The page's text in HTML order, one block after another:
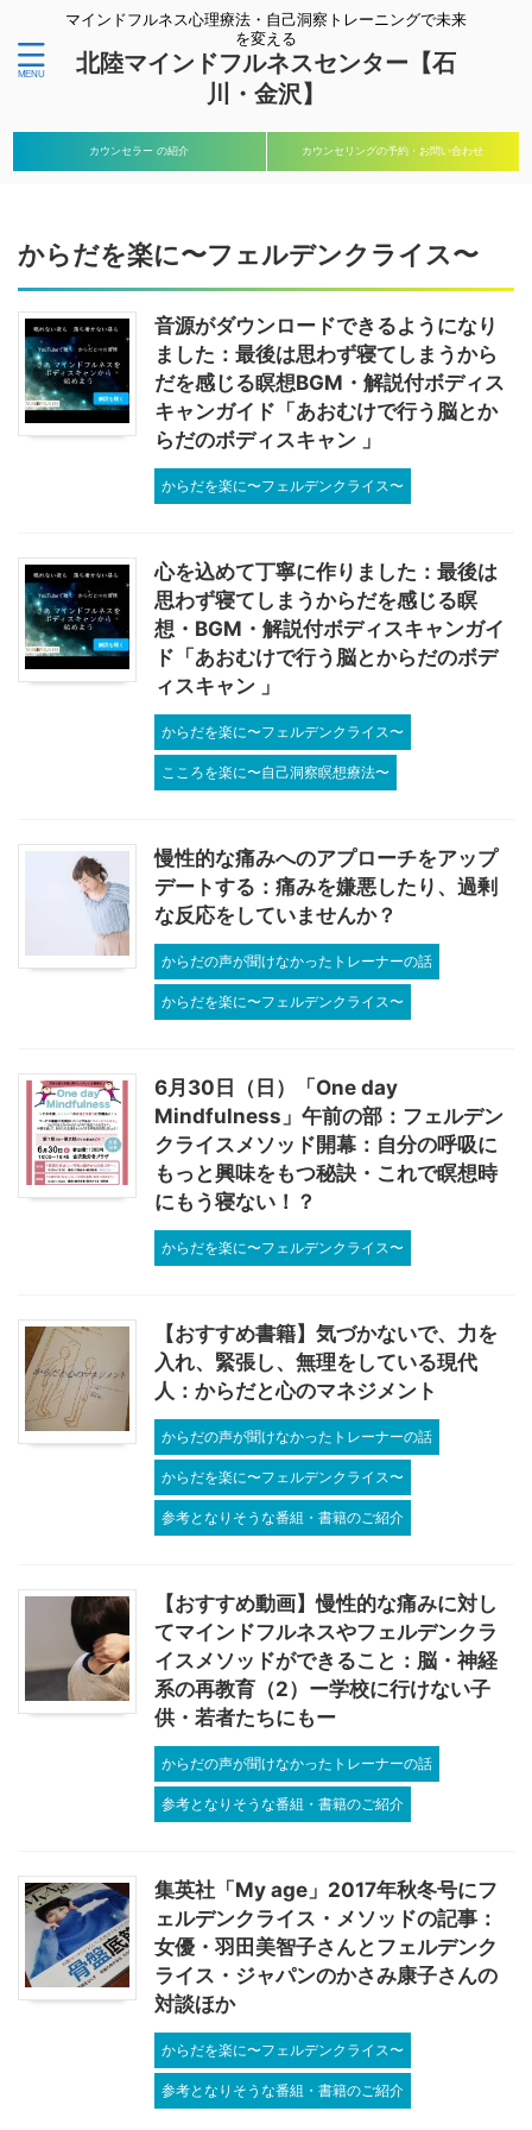
マインドフルネス心理療法・自己洞察トレーニングで未来
を変える
北陸マインドフルネスセンター【石
川・金沢】
カウンセラー の紹介 カウンセリングの予約・お問い合わせ
からだを楽に〜フェルデンクライス〜
音源がダウンロードできるようになり
ました：最後は思わず寝てしまうから
だを感じる瞑想BGM・解説付ボディス
キャンガイド「あおむけで行う脳とか
らだのボディスキャン 」
からだを楽に〜フェルデンクライス〜
心を込めて丁寧に作りました：最後は
思わず寝てしまうからだを感じる瞑
想・BGM・解説付ボディスキャンガイ
ド「あおむけで行う脳とからだのボデ
ィスキャン 」
からだを楽に〜フェルデンクライス〜
こころを楽に〜自己洞察瞑想療法〜
慢性的な痛みへのアプローチをアップ
デートする：痛みを嫌悪したり、過剰
な反応をしていませんか？
からだの声が聞けなかったトレーナーの話
からだを楽に〜フェルデンクライス〜
6月30日（日）「One day
Mindfulness」午前の部：フェルデン
クライスメソッド開幕：自分の呼吸に
もっと興味をもつ秘訣・これで瞑想時
にもう寝ない！？
からだを楽に〜フェルデンクライス〜
【おすすめ書籍】気づかないで、力を
入れ、緊張し、無理をしている現代
人：からだと心のマネジメント
からだの声が聞けなかったトレーナーの話
からだを楽に〜フェルデンクライス〜
参考となりそうな番組・書籍のご紹介
【おすすめ動画】慢性的な痛みに対し
てマインドフルネスやフェルデンクラ
イスメソッドができること：脳・神経
系の再教育（2）ー学校に行けない子
供・若者たちにもー
からだの声が聞けなかったトレーナーの話
参考となりそうな番組・書籍のご紹介
集英社「My age」2017年秋冬号にフ
ェルデンクライス・メソッドの記事：
女優・羽田美智子さんとフェルデンク
ライス・ジャパンのかさみ康子さんの
対談ほか
からだを楽に〜フェルデンクライス〜
参考となりそうな番組・書籍のご紹介